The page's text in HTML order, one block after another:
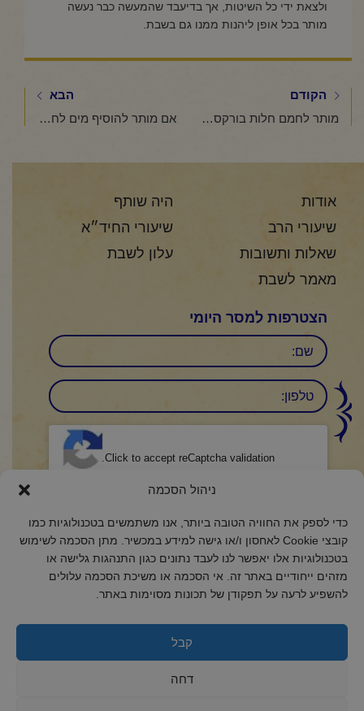
ניהול הסכמה
כדי לספק את החוויה הטובה ביותר, אנו משתמשים בטכנולוגיות כמו
קובצי Cookie לאחסון ו/או גישה למידע במכשיר. מתן הסכמה לשימוש
בטכנולוגיות אלו יאפשר לנו לעבד נתונים כגון התנהגות גלישה או
מזהים ייחודיים באתר זה. אי הסכמה או משיכת הסכמה עלולים
להשפיע לרעה על תפקודן של תכונות מסוימות באתר.
קבל
דחה
ולצאת ידי כל השיטות, אך בדיעבד שהמעשה כבר נעשה
מותר בכל אופן ליהנות ממנו גם בשבת.
הקודם
מותר לחמם חלות בורקסים ועוגות על הפלאטה "בשבת"
הבא
אם מותר להוסיף מים לחמין בשבת כדי שלא ישרף
אודות
היה שותף
שיעורי הרב
שיעורי החיד״א
שאלות ותשובות
עלון לשבת
מאמר לשבת
הצטרפות למסר היומי
שם
טלפון:
Click to accept reCaptcha validation.
2018 כל הזכויות שמורות לקול רינה
הצהרת נגישות
מדיניות פרטיות